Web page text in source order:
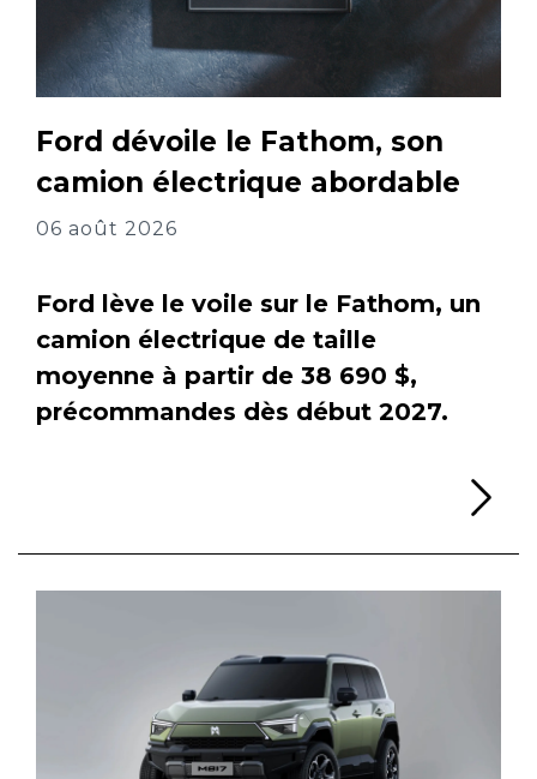
Ford dévoile le Fathom, son
camion électrique abordable
06 août 2026
Ford lève le voile sur le Fathom, un
camion électrique de taille
moyenne à partir de 38 690 $,
précommandes dès début 2027.